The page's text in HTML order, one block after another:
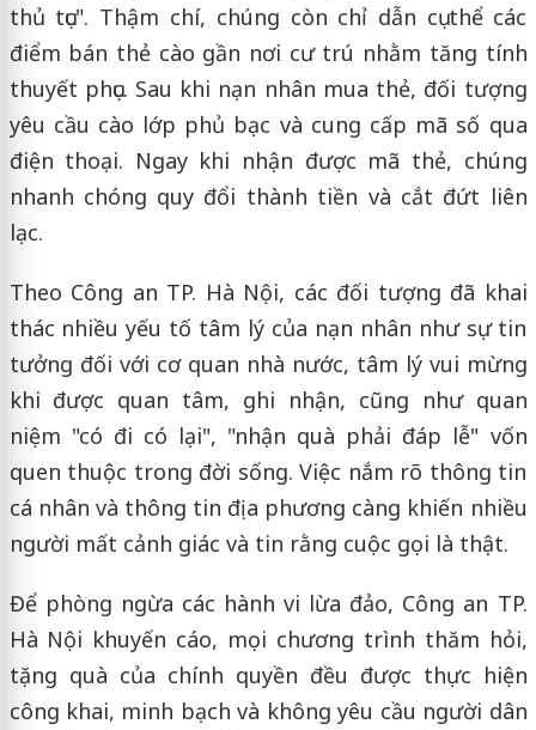
thủ tục". Thậm chí, chúng còn chỉ dẫn cụ thể các
điểm bán thẻ cào gần nơi cư trú nhằm tăng tính
thuyết phục. Sau khi nạn nhân mua thẻ, đối tượng
yêu cầu cào lớp phủ bạc và cung cấp mã số qua
điện thoại. Ngay khi nhận được mã thẻ, chúng
nhanh chóng quy đổi thành tiền và cắt đứt liên
lạc.
Theo Công an TP. Hà Nội, các đối tượng đã khai
thác nhiều yếu tố tâm lý của nạn nhân như sự tin
tưởng đối với cơ quan nhà nước, tâm lý vui mừng
khi được quan tâm, ghi nhận, cũng như quan
niệm "có đi có lại", "nhận quà phải đáp lễ" vốn
quen thuộc trong đời sống. Việc nắm rõ thông tin
cá nhân và thông tin địa phương càng khiến nhiều
người mất cảnh giác và tin rằng cuộc gọi là thật.
Để phòng ngừa các hành vi lừa đảo, Công an TP.
Hà Nội khuyến cáo, mọi chương trình thăm hỏi,
tặng quà của chính quyền đều được thực hiện
công khai, minh bạch và không yêu cầu người dân